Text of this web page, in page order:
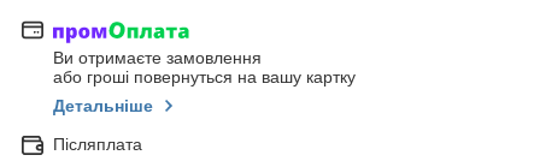
Ви отримаєте замовлення
або гроші повернуться на вашу картку
Детальніше
Післяплата